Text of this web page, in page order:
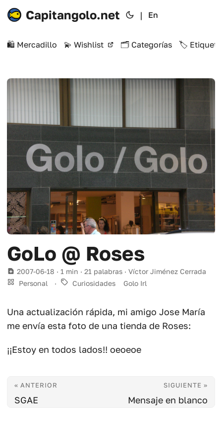
Capitangolo.net | En
🛍️ Mercadillo 💫 Wishlist 🗂️ Categorías 🏷️
GoLo @ Roses
2007-06-18 · 1 min · 21 palabras · Víctor Jiménez Cerrada
Personal
· Curiosidades Golo Irl
Una actualización rápida, mi amigo Jose María
me envía esta foto de una tienda de Roses:
¡¡Estoy en todos lados!! oeoeoe
« ANTERIOR
SGAE
SIGUIENTE »
Mensaje en blanco